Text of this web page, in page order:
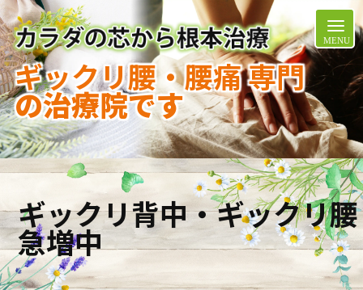
ギックリ腰・腰痛 専門
の治療院です
ギックリ背中・ギックリ腰
急増中